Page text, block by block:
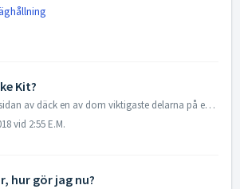
Kit?
Bromsar är vid sidan av däck en av dom viktigaste delarna på en bil, det är dom som omvandlar rörelse-energi till värme-energi i skivorna inför en kurva ell...
vid 2:55 E.M.
hur gör jag nu?